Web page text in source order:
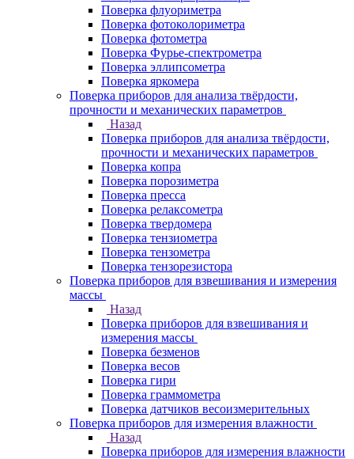
Поверка флуориметра
Поверка фотоколориметра
Поверка фотометра
Поверка Фурье-спектрометра
Поверка эллипсометра
Поверка яркомера
Поверка приборов для анализа твёрдости,
прочности и механических параметров
Назад
Поверка приборов для анализа твёрдости,
прочности и механических параметров
Поверка копра
Поверка порозиметра
Поверка пресса
Поверка релаксометра
Поверка твердомера
Поверка тензиометра
Поверка тензометра
Поверка тензорезистора
Поверка приборов для взвешивания и измерения
массы
Назад
Поверка приборов для взвешивания и
измерения массы
Поверка безменов
Поверка весов
Поверка гири
Поверка граммометра
Поверка датчиков весоизмерительных
Поверка приборов для измерения влажности
Назад
Поверка приборов для измерения влажности